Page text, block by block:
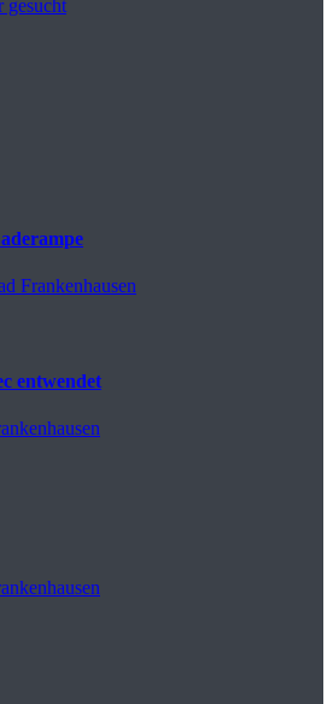
gesucht
Frankenhausen
entwendet